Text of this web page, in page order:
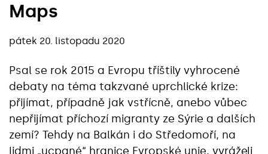
Maps
pátek 20. listopadu 2020
Psal se rok 2015 a Evropu tříštily vyhrocené
debaty na téma takzvané uprchlické krize:
přijímat, případně jak vstřícně, anebo vůbec
nepřijímat příchozí migranty ze Sýrie a dalších
zemí? Tehdy na Balkán i do Středomoří, na
lidmi „ucpané“ hranice Evropské unie, vyráželi